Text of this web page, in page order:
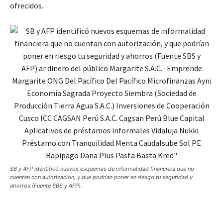
ofrecidos.
SB y AFP identificó nuevos esquemas de informalidad financiera que no
cuentan con autorización, y que podrían poner en riesgo tu seguridad y
ahorros (Fuente SBS y AFP).